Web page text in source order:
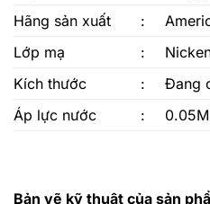
Hãng sản xuất
:
Lớp mạ
:
Kích thước
:
Đang
Áp lực nước
:
Bản vẽ kỹ thuật của sản